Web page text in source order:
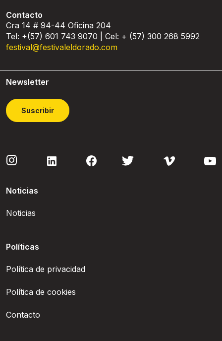
Contacto
Cra 14 # 94-44 Oficina 204
Tel: +(57) 601 743 9070 | Cel: + (57) 300 268 5992
festival@festivaleldorado.com
Newsletter
Suscribir
Noticias
Noticias
Políticas
Política de privacidad
Política de cookies
Contacto